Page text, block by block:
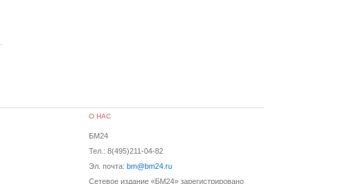
О НАС
БМ24
Тел.: 8(495)211-04-82
Эл. почта: bm@bm24.ru
Сетевое издание «БМ24» зарегистрировано